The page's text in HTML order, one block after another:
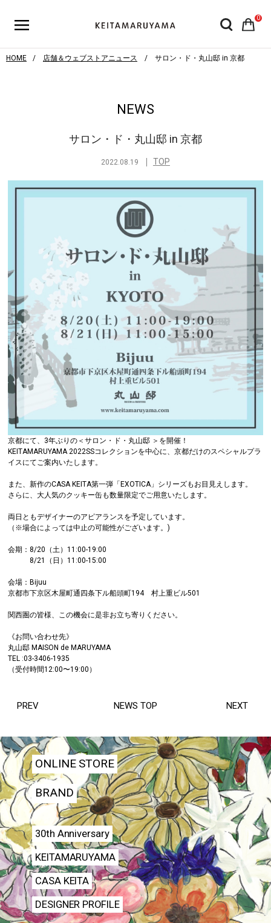
0
HOME 店舗＆ウェブストアニュース サロン・ド・丸山邸 in 京都
NEWS
サロン・ド・丸山邸 in 京都
2022.08.19 TOP
京都にて、3年ぶりの＜サロン・ド・丸山邸 ＞を開催！
KEITAMARUYAMA 2022SSコレクションを中心に、京都だけのスペシャルプラ
イスにてご案内いたします。
また、新作のCASA KEITA第一弾「EXOTICA」シリーズもお目見えします。
さらに、大人気のクッキー缶も数量限定でご用意いたします。
両日ともデザイナーのアピアランスを予定しています。
（※場合によっては中止の可能性がございます。)
会期：8/20（土）11:00-19:00
8/21（日）11:00-15:00
会場：Bijuu
京都市下京区木屋町通四条下ル船頭町194 村上重ビル501
関西圏の皆様、この機会に是非お立ち寄りください。
《お問い合わせ先》
丸山邸 MAISON de MARUYAMA
TEL :03-3406-1935
（受付時間12:00〜19:00）
NEWS TOP
PREV NEXT
ONLINE STORE
BRAND
30th Anniversary
KEITAMARUYAMA
CASA KEITA
DESIGNER PROFILE